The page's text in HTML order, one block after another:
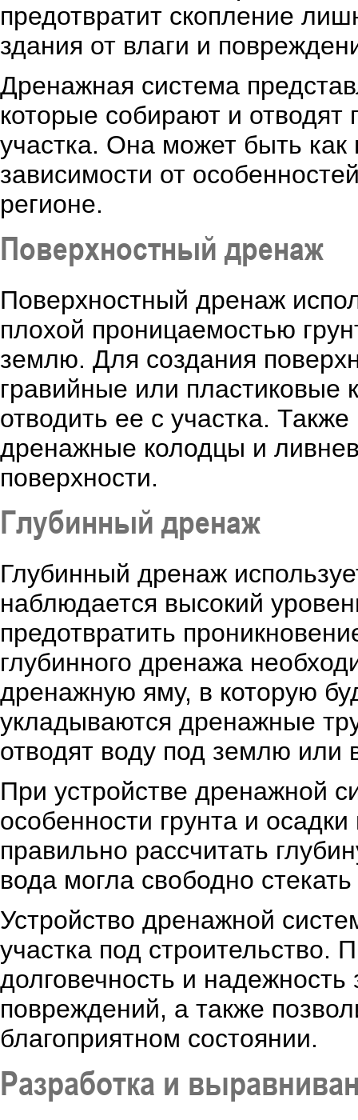
предотвратит скопление
здания от влаги и
Дренажная система
которые собирают и
участка. Она может быть как
зависимости от
регионе.
Поверхностный дренаж
Поверхностный дренаж
плохой проницаемостью
землю. Для создания
гравийные или пластиковые
отводить ее с участка.
дренажные колодцы и
поверхности.
Глубинный дренаж
Глубинный дренаж
наблюдается высокий
предотвратить
глубинного дренажа
дренажную яму, в которую
укладываются дренажные
отводят воду под землю или
При устройстве дренажной
особенности грунта и
правильно рассчитать
вода могла свободно
Устройство дренажной
участка под строительство.
долговечность и надежность
повреждений, а также
благоприятном состоянии.
Разработка и